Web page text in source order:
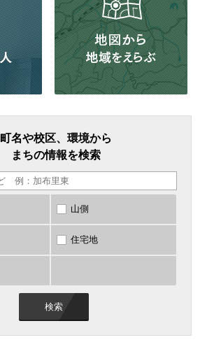
町名や校区、環境から
まちの情報を検索
山側
住宅地